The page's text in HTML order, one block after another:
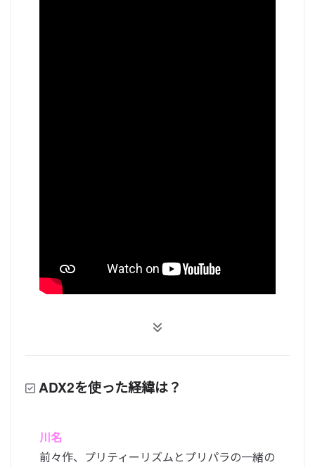
ADX2を使った経緯は？
川名
前々作、プリティーリズムとプリパラの一緒の